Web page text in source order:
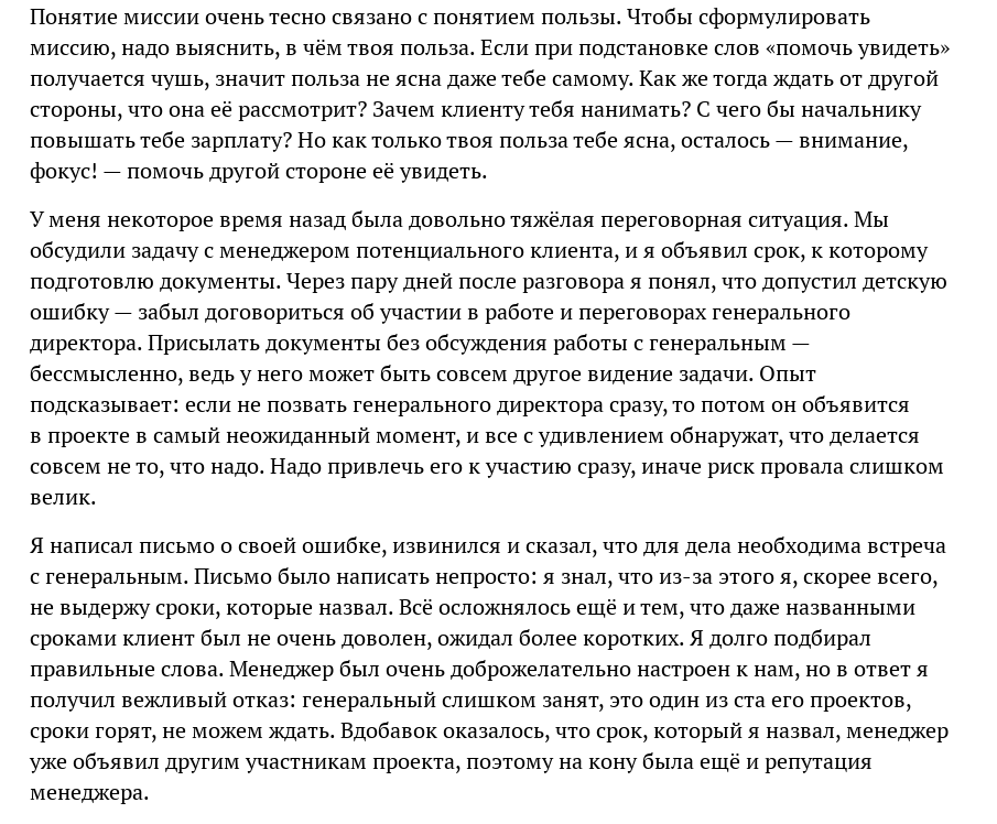
Понятие миссии очень тесно связано с понятием пользы. Чтобы сформулировать
миссию, надо выяснить, в чём твоя польза. Если при подстановке слов «помочь увидеть»
получается чушь, значит польза не ясна даже тебе самому. Как же тогда ждать от другой
стороны, что она её рассмотрит? Зачем клиенту тебя нанимать? С чего бы начальнику
повышать тебе зарплату? Но как только твоя польза тебе ясна, осталось — внимание,
фокус! — помочь другой стороне её увидеть.
У меня некоторое время назад была довольно тяжёлая переговорная ситуация. Мы
обсудили задачу с менеджером потенциального клиента, и я объявил срок, к которому
подготовлю документы. Через пару дней после разговора я понял, что допустил детскую
ошибку — забыл договориться об участии в работе и переговорах генерального
директора. Присылать документы без обсуждения работы с генеральным —
бессмысленно, ведь у него может быть совсем другое видение задачи. Опыт
подсказывает: если не позвать генерального директора сразу, то потом он объявится
в проекте в самый неожиданный момент, и все с удивлением обнаружат, что делается
совсем не то, что надо. Надо привлечь его к участию сразу, иначе риск провала слишком
велик.
Я написал письмо о своей ошибке, извинился и сказал, что для дела необходима встреча
с генеральным. Письмо было написать непросто: я знал, что из-за этого я, скорее всего,
не выдержу сроки, которые назвал. Всё осложнялось ещё и тем, что даже названными
сроками клиент был не очень доволен, ожидал более коротких. Я долго подбирал
правильные слова. Менеджер был очень доброжелательно настроен к нам, но в ответ я
получил вежливый отказ: генеральный слишком занят, это один из ста его проектов,
сроки горят, не можем ждать. Вдобавок оказалось, что срок, который я назвал, менеджер
уже объявил другим участникам проекта, поэтому на кону была ещё и репутация
менеджера.